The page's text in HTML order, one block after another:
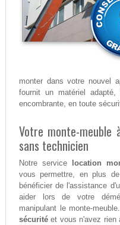
monter dans votre nouvel
fournit un matériel
encombrante, en toute
Votre monte-meuble
sans technicien
Notre service location
vous permettre, en plus
bénéficier de l'assistance
aider lors de votre
manipulant le monte-
sécuritéet vous n'avez rien